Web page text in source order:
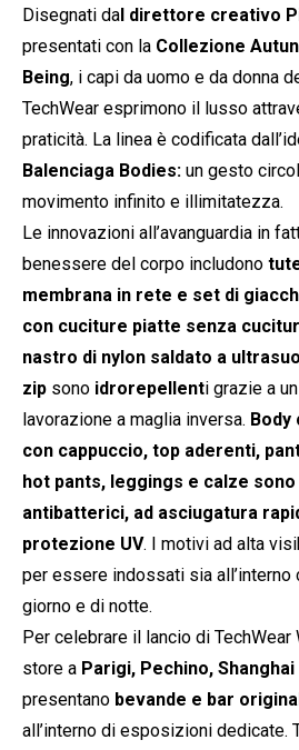
Disegnati dal direttore creativo
presentati con la Collezione
Being, i capi da uomo e da donna
TechWear esprimono il lusso
praticità. La linea è codificata
Balenciaga Bodies: un gesto
movimento infinito e illimitatezza.
Le innovazioni all’avanguardia in
benessere del corpo includono
membrana in rete e set di
con cuciture piatte senza
nastro di nylon saldato a
zip sono idrorepellenti grazie a
lavorazione a maglia inversa. Body
con cappuccio, top aderenti,
hot pants, leggings e calze
antibatterici, ad asciugatura
protezione UV. I motivi ad alta
per essere indossati sia all’interno
giorno e di notte.
Per celebrare il lancio di
store a Parigi, Pechino, Shanghai
presentano bevande e bar
all’interno di esposizioni dedicate.